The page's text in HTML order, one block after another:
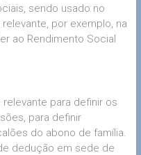
sendo usado no
por exemplo, na
ao Rendimento Social
para definir os
para definir
do abono de família.
dedução em sede de